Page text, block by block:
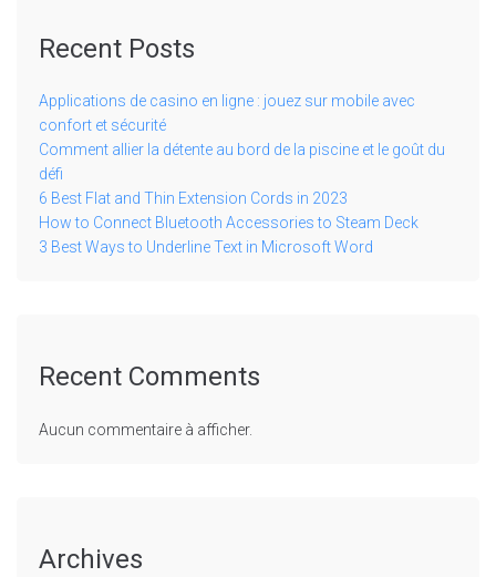
Recent Posts
Applications de casino en ligne : jouez sur mobile avec
confort et sécurité
Comment allier la détente au bord de la piscine et le goût du
défi
6 Best Flat and Thin Extension Cords in 2023
How to Connect Bluetooth Accessories to Steam Deck
3 Best Ways to Underline Text in Microsoft Word
Recent Comments
Aucun commentaire à afficher.
Archives